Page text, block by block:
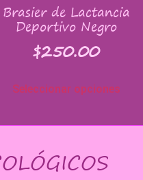
Brasier de Lactancia
Deportivo Negro
$250.00
Seleccionar opciones